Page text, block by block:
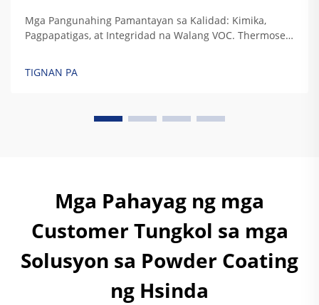
Mga Pangunahing Pamantayan sa Kalidad: Kimika,
Pagpapatigas, at Integridad na Walang VOC. Thermoset
ang thermoset resins, bumubuo sila ng permanenteng
TIGNAN PA
Mga Pahayag ng mga
Customer Tungkol sa mga
Solusyon sa Powder Coating
ng Hsinda